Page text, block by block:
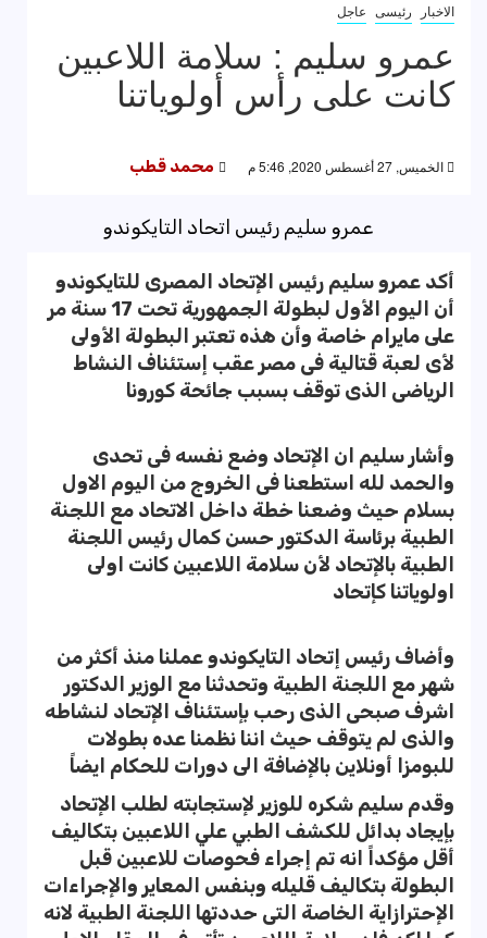
الاخبار رئيسى عاجل
عمرو سليم : سلامة اللاعبين
كانت على رأس أولوياتنا
الخميس, 27 أغسطس 2020, 5:46 م محمد قطب
عمرو سليم رئيس اتحاد التايكوندو
أكد عمرو سليم رئيس الإتحاد المصرى للتايكوندو
أن اليوم الأول لبطولة الجمهورية تحت 17 سنة مر
على مايرام خاصة وأن هذه تعتبر البطولة الأولى
لأى لعبة قتالية فى مصر عقب إستئناف النشاط
الرياضى الذى توقف بسبب جائحة كورونا
وأشار سليم ان الإتحاد وضع نفسه فى تحدى
والحمد لله استطعنا فى الخروج من اليوم الاول
بسلام حيث وضعنا خطة داخل الاتحاد مع اللجنة
الطبية برئاسة الدكتور حسن كمال رئيس اللجنة
الطبية بالإتحاد لأن سلامة اللاعبين كانت اولى
اولوياتنا كإتحاد
وأضاف رئيس إتحاد التايكوندو عملنا منذ أكثر من
شهر مع اللجنة الطبية وتحدثنا مع الوزير الدكتور
اشرف صبحى الذى رحب بإستئناف الإتحاد لنشاطه
والذى لم يتوقف حيث اننا نظمنا عده بطولات
للبومزا أونلاين بالإضافة الى دورات للحكام ايضاً
وقدم سليم شكره للوزير لإستجابته لطلب الإتحاد
بإيجاد بدائل للكشف الطبي علي اللاعبين بتكاليف
أقل مؤكداً انه تم إجراء فحوصات للاعبين قبل
البطولة بتكاليف قليله وبنفس المعاير والإجراءات
الإحترازاية الخاصة التى حددتها اللجنة الطبية لانه